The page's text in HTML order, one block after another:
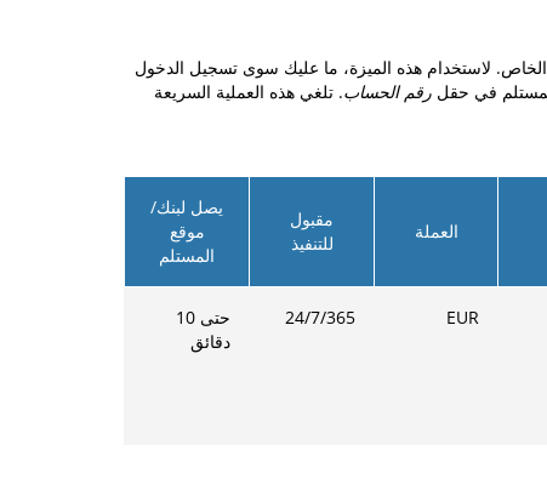
تسمح ميزة التحويل إلى البطاقة من Paysera للعملاء الطبيعيين بتحويل الأموال بسهولة إلى أوكرانيا، مباشرة إلى بطاقة عميل PrivatBank الخاص. لاستخدام هذه الميزة، ما عليك سوى تسجيل الدخول
رقم الحساب. تلغي هذه العملية السريعة
العملة
مقبول
للتنفيذ
يصل لبنك/
موقع
المستلم
EUR
24/7/365
حتى 10
دقائق